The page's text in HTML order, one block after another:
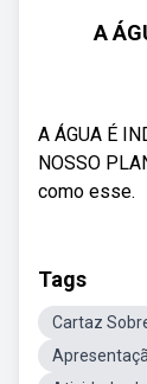
A
A ÁGUA É
NOSSO
como esse.
Tags
Cartaz